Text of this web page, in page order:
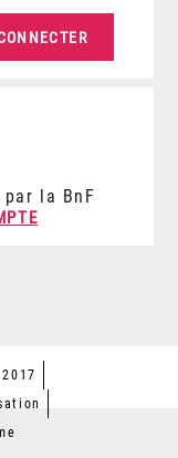
la BnF